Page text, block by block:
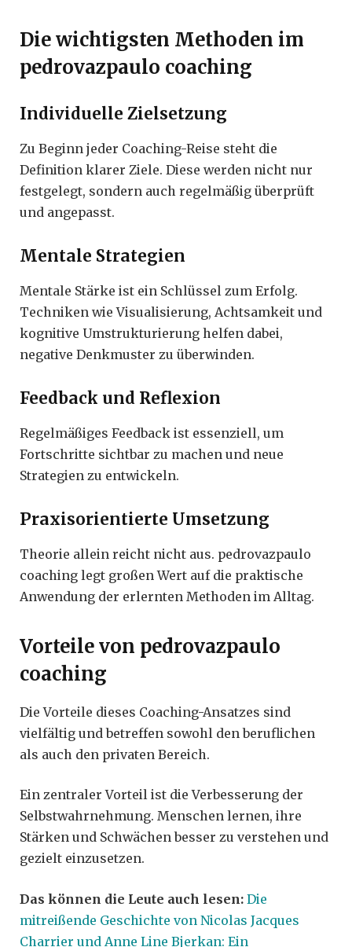
Die wichtigsten Methoden im
pedrovazpaulo coaching
Individuelle Zielsetzung
Zu Beginn jeder Coaching-Reise steht die
Definition klarer Ziele. Diese werden nicht nur
festgelegt, sondern auch regelmäßig überprüft
und angepasst.
Mentale Strategien
Mentale Stärke ist ein Schlüssel zum Erfolg.
Techniken wie Visualisierung, Achtsamkeit und
kognitive Umstrukturierung helfen dabei,
negative Denkmuster zu überwinden.
Feedback und Reflexion
Regelmäßiges Feedback ist essenziell, um
Fortschritte sichtbar zu machen und neue
Strategien zu entwickeln.
Praxisorientierte Umsetzung
Theorie allein reicht nicht aus. pedrovazpaulo
coaching legt großen Wert auf die praktische
Anwendung der erlernten Methoden im Alltag.
Vorteile von pedrovazpaulo
coaching
Die Vorteile dieses Coaching-Ansatzes sind
vielfältig und betreffen sowohl den beruflichen
als auch den privaten Bereich.
Ein zentraler Vorteil ist die Verbesserung der
Selbstwahrnehmung. Menschen lernen, ihre
Stärken und Schwächen besser zu verstehen und
gezielt einzusetzen.
Das können die Leute auch lesen: Die
mitreißende Geschichte von Nicolas Jacques
Charrier und Anne Line Bjerkan: Ein